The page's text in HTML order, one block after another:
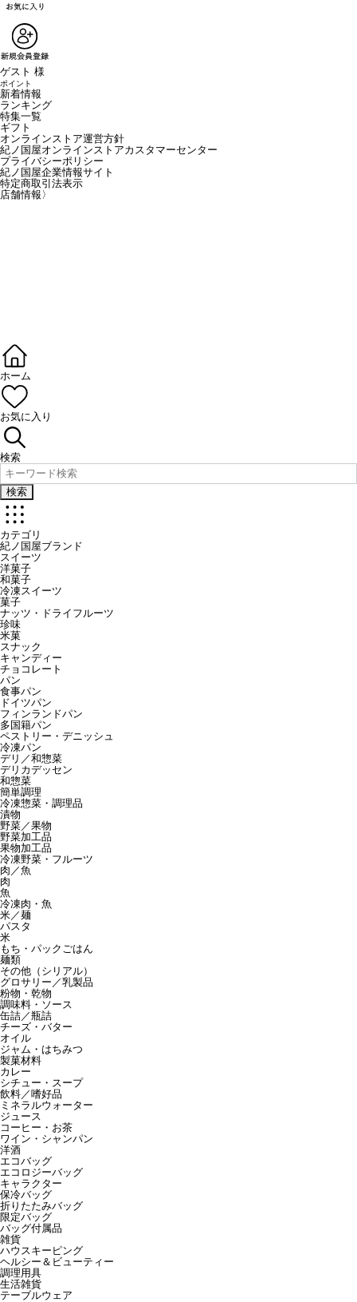
ゲスト 様
ポイント
新着情報
ランキング
特集一覧
ギフト
オンラインストア運営方針
紀ノ国屋オンラインストアカスタマーセンター
プライバシーポリシー
紀ノ国屋企業情報サイト
特定商取引法表示
店舗情報 〉
ホーム
お気に入り
検索
検索
カテゴリ
紀ノ国屋ブランド
スイーツ
洋菓子
和菓子
冷凍スイーツ
菓子
ナッツ・ドライフルーツ
珍味
米菓
スナック
キャンディー
チョコレート
パン
食事パン
ドイツパン
フィンランドパン
多国籍パン
ペストリー・デニッシュ
冷凍パン
デリ／和惣菜
デリカデッセン
和惣菜
簡単調理
冷凍惣菜・調理品
漬物
野菜／果物
野菜加工品
果物加工品
冷凍野菜・フルーツ
肉／魚
肉
魚
冷凍肉・魚
米／麺
パスタ
米
もち・パックごはん
麺類
その他（シリアル）
グロサリー／乳製品
粉物・乾物
調味料・ソース
缶詰／瓶詰
チーズ・バター
オイル
ジャム・はちみつ
製菓材料
カレー
シチュー・スープ
飲料／嗜好品
ミネラルウォーター
ジュース
コーヒー・お茶
ワイン・シャンパン
洋酒
エコバッグ
エコロジーバッグ
キャラクター
保冷バッグ
折りたたみバッグ
限定バッグ
バッグ付属品
雑貨
ハウスキーピング
ヘルシー＆ビューティー
調理用具
生活雑貨
テーブルウェア